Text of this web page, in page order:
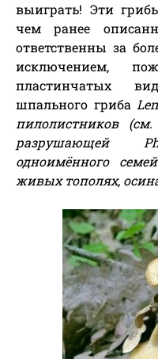
выиграть! Эти
чем ранее
ответственны за
исключением,
пластинчатых
шпального гриба
пилолистников
разрушающей
одноимённого
живых тополях,